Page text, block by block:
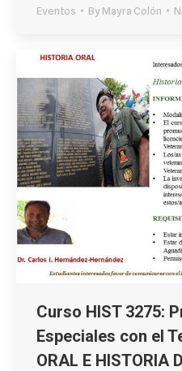
Eventos ByMayra Colón
Curso HIST 3275:
Especiales con el
ORAL E HISTORIA